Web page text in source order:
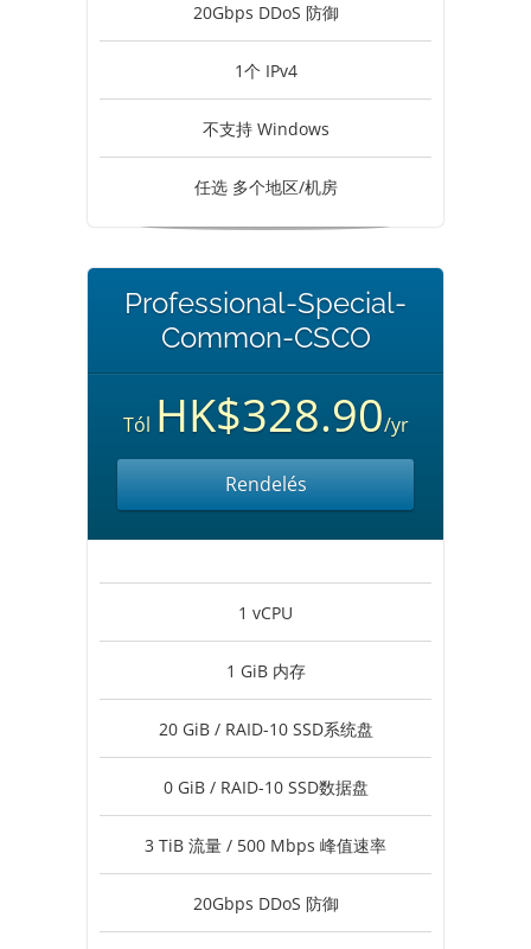
20Gbps DDoS 防御
1个 IPv4
不支持 Windows
任选 多个地区/机房
Professional-Special-
Common-CSCO
Tól HK$328.90/yr
Rendelés
1 vCPU
1 GiB 内存
20 GiB / RAID-10 SSD系统盘
0 GiB / RAID-10 SSD数据盘
3 TiB 流量 / 500 Mbps 峰值速率
20Gbps DDoS 防御